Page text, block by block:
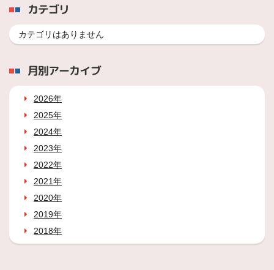
カテゴリ
カテゴリはありません
月別アーカイブ
2026年
2025年
2024年
2023年
2022年
2021年
2020年
2019年
2018年